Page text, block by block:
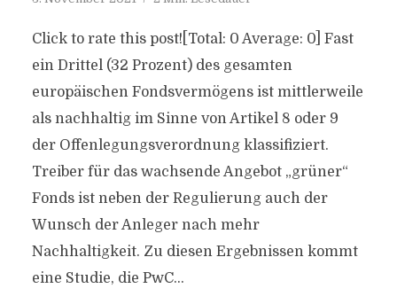
Click to rate this post![Total: 0 Average: 0] Fast
ein Drittel (32 Prozent) des gesamten
europäischen Fondsvermögens ist mittlerweile
als nachhaltig im Sinne von Artikel 8 oder 9
der Offenlegungsverordnung klassifiziert.
Treiber für das wachsende Angebot „grüner“
Fonds ist neben der Regulierung auch der
Wunsch der Anleger nach mehr
Nachhaltigkeit. Zu diesen Ergebnissen kommt
eine Studie, die PwC...